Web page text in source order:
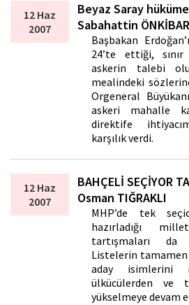
12 Haz
2007
Beyaz Saray
Sabahattin ÖNKİBAR
Başbakan
24’te ettiği,
askerin talebi
mealindeki
Orgeneral
askeri mahalle
direktife
karşılık verdi.
12 Haz
2007
BAHÇELİ SEÇİYOR
Osman TIĞRAKLI
MHP’de tek
hazırladığı
tartışmaları da
Listelerin
aday isimlerini
ülkücülerden ve
yükselmeye devam